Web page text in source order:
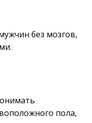
без мозгов,
пола,